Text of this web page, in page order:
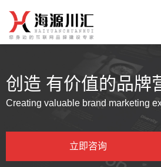
创造 有价值的品牌
Creating valuable brand marketing
立即咨询